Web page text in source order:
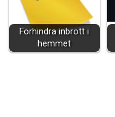
Förhindra inbrott i
hemmet